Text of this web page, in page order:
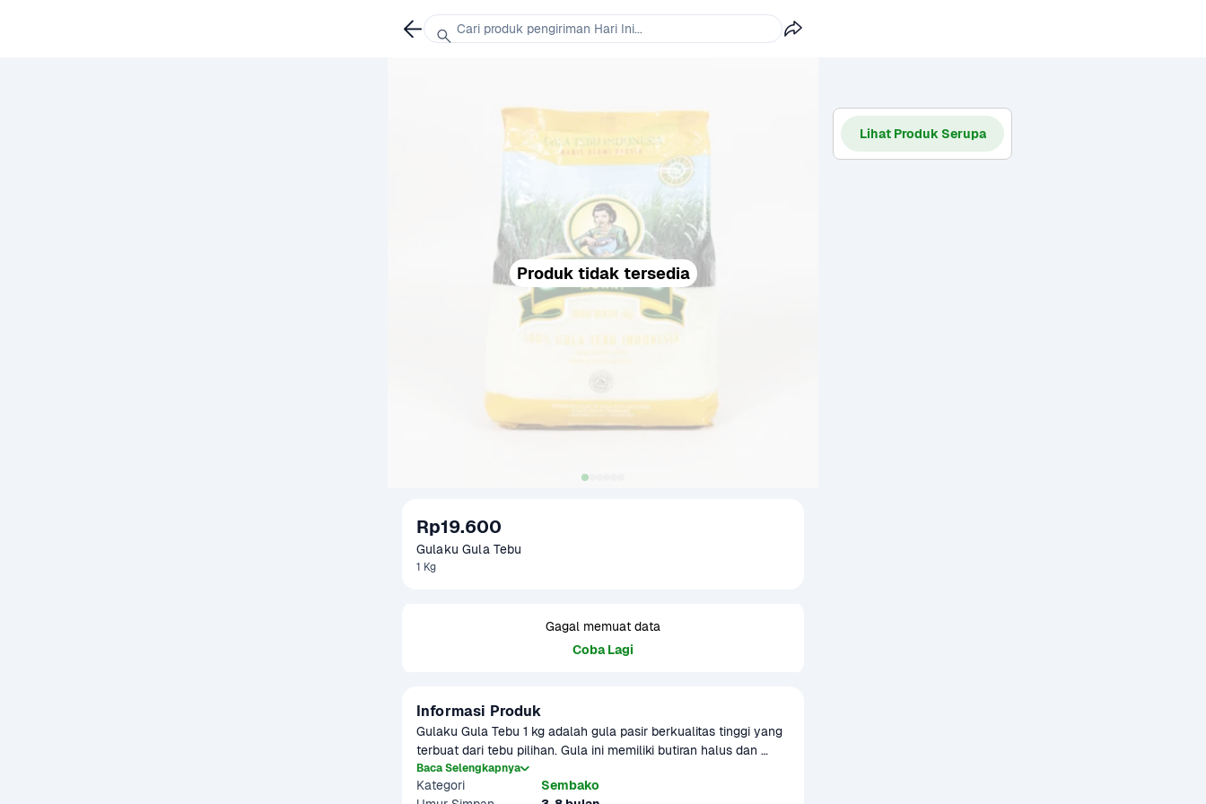
Produk tidak tersedia
Rp19.600
Gulaku Gula Tebu
1 Kg
Gagal memuat data
Coba Lagi
Informasi Produk
Gulaku Gula Tebu 1 kg adalah gula pasir berkualitas tinggi yang
terbuat dari tebu pilihan. Gula ini memiliki butiran halus dan
warna putih alami, cocok digunakan untuk membuat minuman,
kue, maupun masakan sehari-hari. Kualitas terjamin dan aman
Baca Selengkapnya
Kategori
Sembako
Lihat Produk Serupa
Cari produk pengiriman Hari Ini...